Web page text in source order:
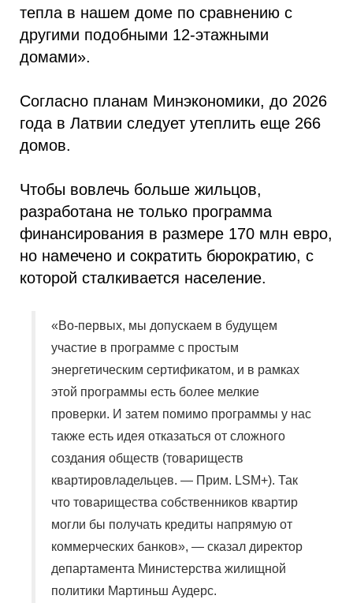
тепла в нашем доме по сравнению с
другими подобными 12-этажными
домами».
Согласно планам Минэкономики, до 2026
года в Латвии следует утеплить еще 266
домов.
Чтобы вовлечь больше жильцов,
разработана не только программа
финансирования в размере 170 млн евро,
но намечено и сократить бюрократию, с
которой сталкивается население.
«Во-первых, мы допускаем в будущем
участие в программе с простым
энергетическим сертификатом, и в рамках
этой программы есть более мелкие
проверки. И затем помимо программы у нас
также есть идея отказаться от сложного
создания обществ (товариществ
квартировладельцев. — Прим. LSM+). Так
что товарищества собственников квартир
могли бы получать кредиты напрямую от
коммерческих банков», — сказал директор
департамента Министерства жилищной
политики Мартиньш Аудерс.